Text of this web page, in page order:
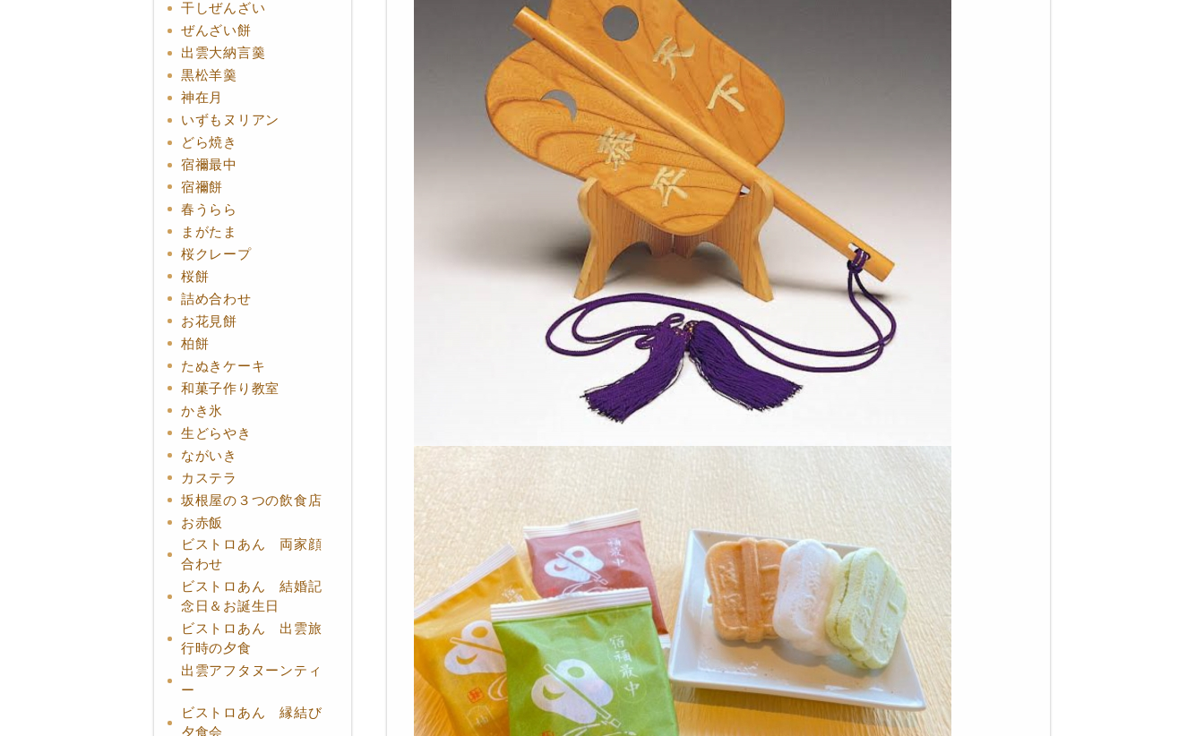
干しぜんざい
ぜんざい餅
出雲大納言羹
黒松羊羹
神在月
いずもヌリアン
どら焼き
宿禰最中
宿禰餅
春うらら
まがたま
桜クレープ
桜餅
詰め合わせ
お花見餅
柏餅
たぬきケーキ
和菓子作り教室
かき氷
生どらやき
ながいき
カステラ
坂根屋の３つの飲食店
お赤飯
ビストロあん 両家顔
合わせ
ビストロあん 結婚記
念日＆お誕生日
ビストロあん 出雲旅
行時の夕食
出雲アフタヌーンティ
ー
ビストロあん 縁結び
夕食会